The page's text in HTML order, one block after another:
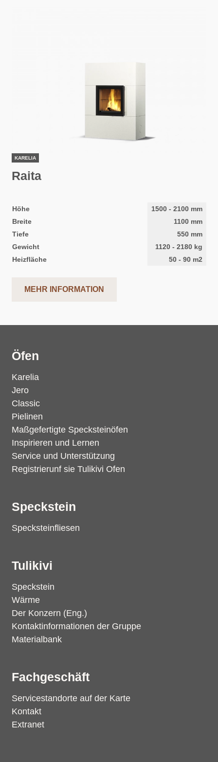
KARELIA
Raita
Höhe 1500 - 2100 mm
Breite
1100 mm
Tiefe
550 mm
Gewicht
1120 - 2180 kg
Heizfläche
50 - 90 m2
MEHR INFORMATION
Öfen
Karelia
Jero
Classic
Pielinen
Maßgefertigte Specksteinöfen
Inspirieren und Lernen
Service und Unterstützung
Registrierunf sie Tulikivi Ofen
Speckstein
Specksteinfliesen
Tulikivi
Speckstein
Wärme
Der Konzern (Eng.)
Kontaktinformationen der Gruppe
Materialbank
Fachgeschäft
Servicestandorte auf der Karte
Kontakt
Extranet